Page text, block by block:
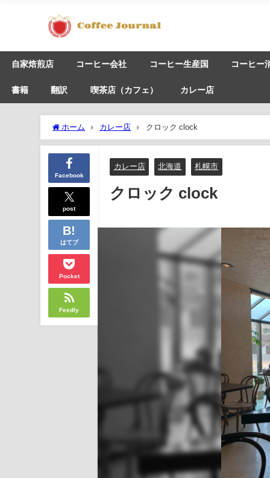
自家焙煎店 コーヒー会社 コーヒー生産国 コーヒー
書籍 翻訳 喫茶店（カフェ） カレー店
ホーム カレー店 クロック clock
Facebook
post
はてブ
Pocket
Feedly
カレー店 北海道 札幌市
クロック clock